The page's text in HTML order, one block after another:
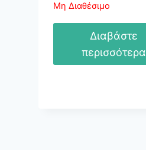
Μη Διαθέσιμο
Διαβάστε
περισσότερα